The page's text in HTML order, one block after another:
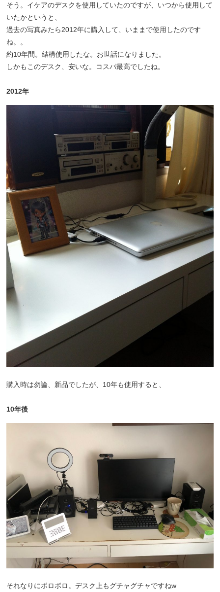
そう。イケアのデスクを使用していたのですが、いつから使用して
いたかというと、
過去の写真みたら2012年に購入して、いままで使用したのです
ね。。
約10年間。結構使用したな。お世話になりました。
しかもこのデスク、安いな。コスパ最高でしたね。
2012年
購入時は勿論、新品でしたが、10年も使用すると、
10年後
それなりにボロボロ。デスク上もグチャグチャですねw